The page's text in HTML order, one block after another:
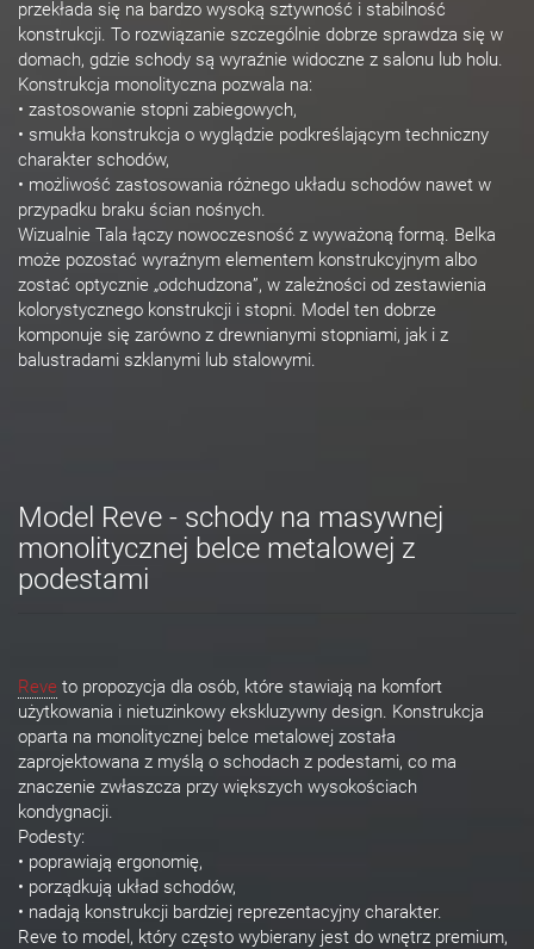
przekłada się na bardzo wysoką sztywność i stabilność
konstrukcji. To rozwiązanie szczególnie dobrze sprawdza się w
domach, gdzie schody są wyraźnie widoczne z salonu lub holu.
Konstrukcja monolityczna pozwala na:
• zastosowanie stopni zabiegowych,
• smukła konstrukcja o wyglądzie podkreślającym techniczny
charakter schodów,
• możliwość zastosowania różnego układu schodów nawet w
przypadku braku ścian nośnych.
Wizualnie Tala łączy nowoczesność z wyważoną formą. Belka
może pozostać wyraźnym elementem konstrukcyjnym albo
zostać optycznie „odchudzona”, w zależności od zestawienia
kolorystycznego konstrukcji i stopni. Model ten dobrze
komponuje się zarówno z drewnianymi stopniami, jak i z
balustradami szklanymi lub stalowymi.
Model Reve - schody na masywnej
monolitycznej belce metalowej z
podestami
Reve to propozycja dla osób, które stawiają na komfort
użytkowania i nietuzinkowy ekskluzywny design. Konstrukcja
oparta na monolitycznej belce metalowej została
zaprojektowana z myślą o schodach z podestami, co ma
znaczenie zwłaszcza przy większych wysokościach
kondygnacji.
Podesty:
• poprawiają ergonomię,
• porządkują układ schodów,
• nadają konstrukcji bardziej reprezentacyjny charakter.
Reve to model, który często wybierany jest do wnętrz premium,